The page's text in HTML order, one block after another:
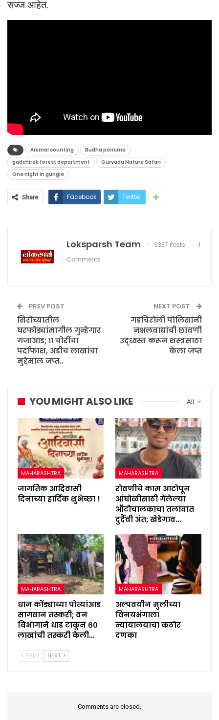
सज्ज आहेत.
Animal counting
Budha pornima
gadchiroli forest department
Gurvada Nature Safari
One night in gungle
Share Facebook Twitter
Loksparsh Team 9337 Posts
1
Comments
PREV POST
सिरोंच्यातील
घरफोड्यांमागील गुन्हेगार
गजाआड; ११ चोरींचा
पर्दाफाश, अडीच लाखांचा
मुद्देमाल जप्त..
NEXT POST
गडचिरोली पोलिसांनी
नक्षलवाद्यांची छावणी
उद्ध्वस्त करून शस्त्रसाठा
केला जप्त
All
YOU MIGHT ALSO LIKE
MAHARASHTRA
जागतिक आदिवासी
दिनाच्या हार्दिक शुभेच्छा !
MAHARASHTRA
रोवणीचे काम आटोपून
आंघोळीसाठी गेलेल्या
ऑटोचालकाचा तलावात
दुर्दैवी अंत; खेडेगाव…
MAHARASHTRA
धान कोंड्याच्या पोत्यांआड
सागवान तस्करी; वन
विभागाने धाड टाकून ६०
लाखांची तस्करी केली…
MAHARASHTRA
अल्पवयीन मुलीच्या
विनयभंगाला
न्यायालयाचा कठोर
दणका
PREV NEXT
Comments are closed.